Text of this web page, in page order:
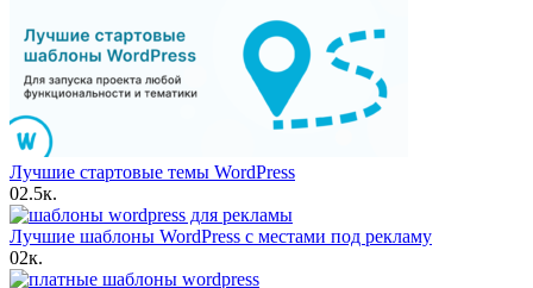
Лучшие стартовые темы WordPress
02.5к.
Лучшие шаблоны WordPress с местами под рекламу
02к.